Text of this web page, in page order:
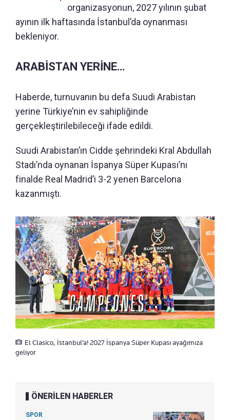
organizasyonun, 2027 yılının şubat
ayının ilk haftasında İstanbul’da oynanması
bekleniyor.
ARABİSTAN YERİNE…
Haberde, turnuvanın bu defa Suudi Arabistan
yerine Türkiye’nin ev sahipliğinde
gerçekleştirilebileceği ifade edildi.
Suudi Arabistan’ın Cidde şehrindeki Kral Abdullah
Stadı’nda oynanan İspanya Süper Kupası’nı
finalde Real Madrid’i 3-2 yenen Barcelona
kazanmıştı.
El Clasico, İstanbul’a! 2027 İspanya Süper Kupası ayağımıza
geliyor
ÖNERİLEN HABERLER
SPOR